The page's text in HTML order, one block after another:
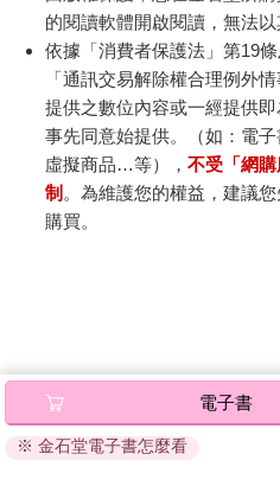
線上閱讀：
建議使用Chrome、
果， iOS 16 或以上版本，
置有6GB以上的記憶體，
離線閱讀：
APP下載：iOS
Android
安裝電子書APP後，請依
的E書櫃」→「電子書APP
碼再登入下載您所購買的
請至會員中心→電子書服務
碼』至電子書服務商
退換貨須知：
因版權保護，您在金石堂所